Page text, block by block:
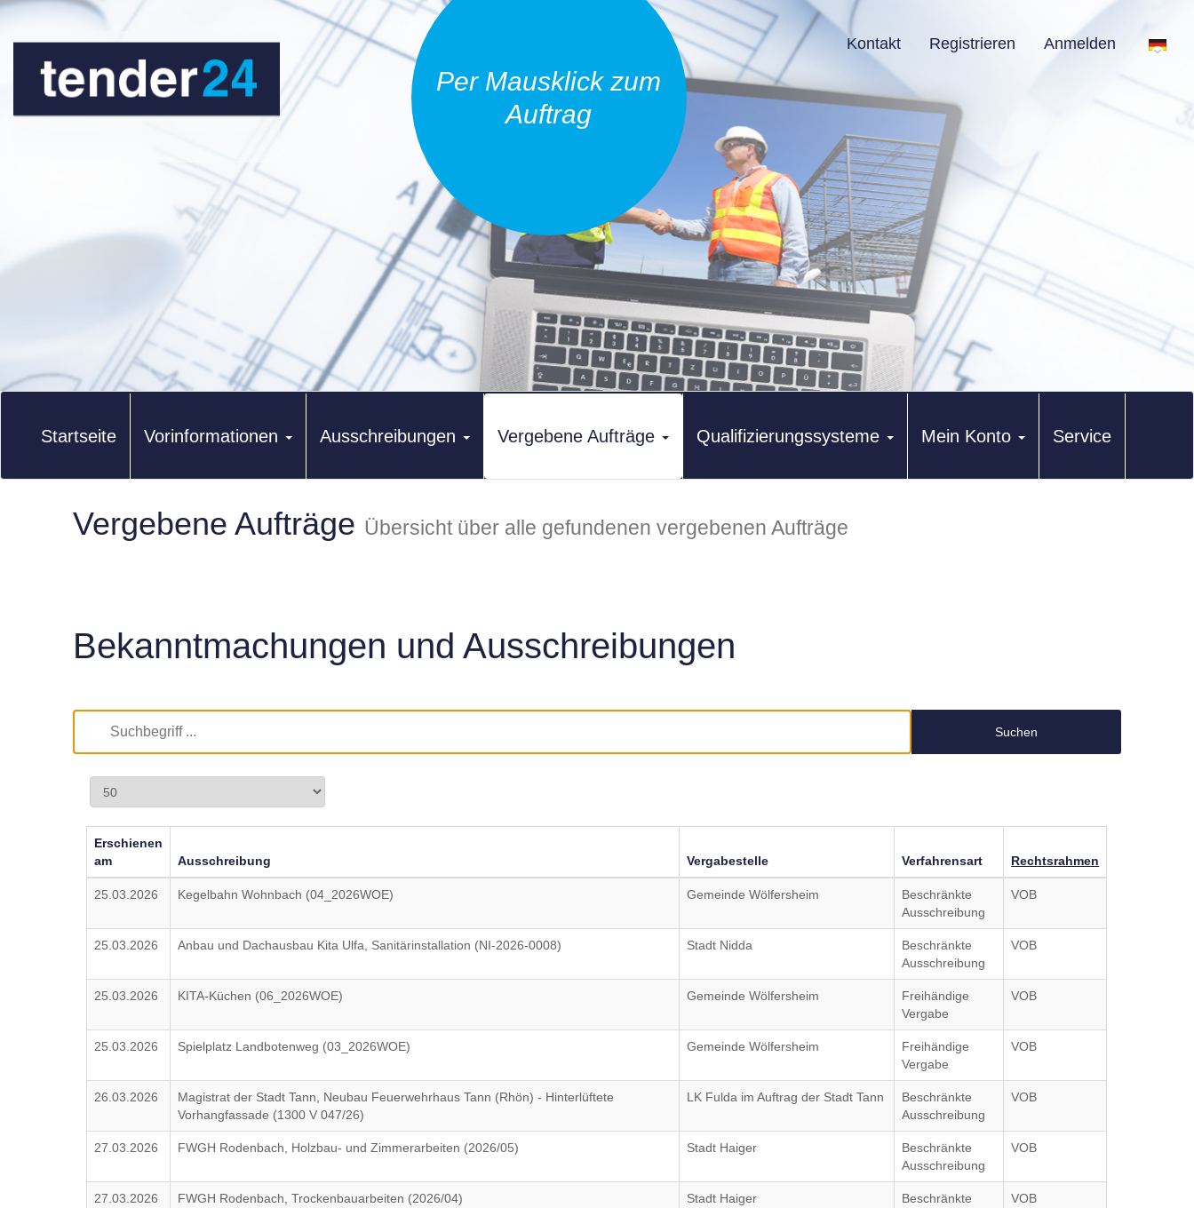
Per Mausklick zum
Auftrag
Kontakt Registrieren Anmelden
Startseite Vorinformationen Ausschreibungen Vergebene Aufträge Qualifizierungssysteme Mein Konto Service
Vergebene Aufträge Übersicht über alle gefundenen vergebenen Aufträge
Bekanntmachungen und Ausschreibungen
Suchen
Erschienen
am
Ausschreibung Vergabestelle Verfahrensart Rechtsrahmen
25.03.2026 Kegelbahn Wohnbach (04_2026WOE) Gemeinde Wölfersheim
Beschränkte
Ausschreibung
VOB
25.03.2026 Anbau und Dachausbau Kita Ulfa, Sanitärinstallation (NI-2026-0008) Stadt Nidda
Beschränkte
Ausschreibung
VOB
25.03.2026 KITA-Küchen (06_2026WOE) Gemeinde Wölfersheim
Freihändige
Vergabe
VOB
25.03.2026 Spielplatz Landbotenweg (03_2026WOE) Gemeinde Wölfersheim
Freihändige
Vergabe
VOB
26.03.2026
Magistrat der Stadt Tann, Neubau Feuerwehrhaus Tann (Rhön) - Hinterlüftete
Vorhangfassade (1300 V 047/26)
LK Fulda im Auftrag der Stadt Tann
Beschränkte
Ausschreibung
VOB
27.03.2026 FWGH Rodenbach, Holzbau- und Zimmerarbeiten (2026/05) Stadt Haiger
Beschränkte
Ausschreibung
VOB
27.03.2026 FWGH Rodenbach, Trockenbauarbeiten (2026/04) Stadt Haiger
Beschränkte
VOB